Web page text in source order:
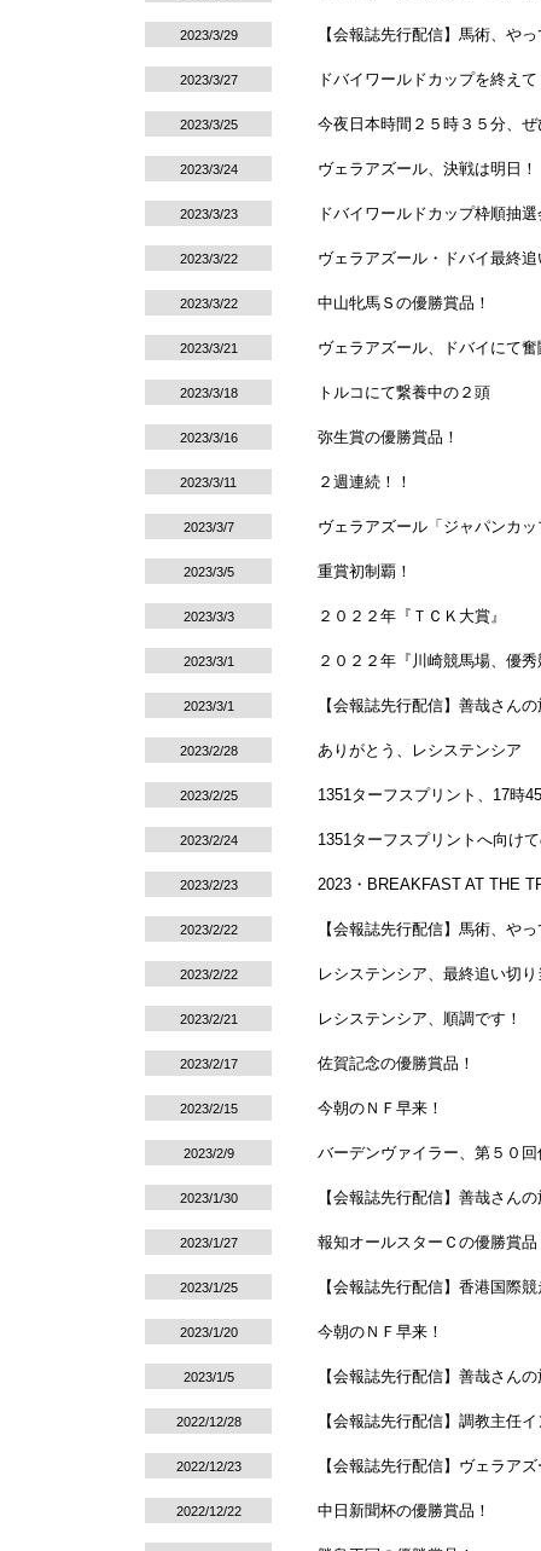
2023/3/29 【会報誌先行配信】馬術、や
2023/3/27 ドバイワールドカップを終えて
2023/3/25 今夜日本時間２５時３５分、
2023/3/24 ヴェラアズール、決戦は明日！
2023/3/23 ドバイワールドカップ枠順抽選
2023/3/22 ヴェラアズール・ドバイ最終
2023/3/22 中山牝馬Ｓの優勝賞品！
2023/3/21 ヴェラアズール、ドバイにて
2023/3/18 トルコにて繋養中の２頭
2023/3/16 弥生賞の優勝賞品！
2023/3/11 ２週連続！！
2023/3/7 ヴェラアズール「ジャパンカ
2023/3/5 重賞初制覇！
2023/3/3 ２０２２年『ＴＣＫ大賞』
2023/3/1 ２０２２年『川崎競馬場、優
2023/3/1 【会報誌先行配信】善哉さん
2023/2/28 ありがとう、レシステンシア
2023/2/25 1351ターフスプリント、17時
2023/2/24 1351ターフスプリントへ向け
2023/2/23 2023・BREAKFAST AT THE
2023/2/22 【会報誌先行配信】馬術、や
2023/2/22 レシステンシア、最終追い切り
2023/2/21 レシステンシア、順調です！
2023/2/17 佐賀記念の優勝賞品！
2023/2/15 今朝のＮＦ早来！
2023/2/9 バーデンヴァイラー、第５０
2023/1/30 【会報誌先行配信】善哉さん
2023/1/27 報知オールスターＣの優勝賞品
2023/1/25 【会報誌先行配信】香港国際
2023/1/20 今朝のＮＦ早来！
2023/1/5 【会報誌先行配信】善哉さん
2022/12/28 【会報誌先行配信】調教主任
2022/12/23 【会報誌先行配信】ヴェラア
2022/12/22 中日新聞杯の優勝賞品！